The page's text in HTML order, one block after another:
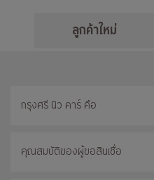
ลูกค้าใหม่
กรุงศรี นิว คาร์ คือ
คุณสมบัติของผู้ขอสินเชื่อ